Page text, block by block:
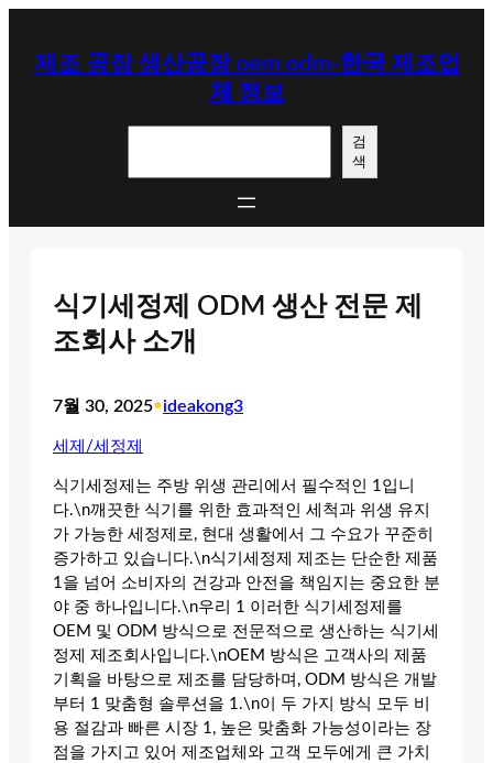
제조 공장 생산공장 oem odm-한국 제조업
체 정보
검
색
식기세정제 ODM 생산 전문 제
조회사 소개
7월 30, 2025•ideakong3
세제/세정제
식기세정제는 주방 위생 관리에서 필수적인 1입니
다.\n깨끗한 식기를 위한 효과적인 세척과 위생 유지
가 가능한 세정제로, 현대 생활에서 그 수요가 꾸준히
증가하고 있습니다.\n식기세정제 제조는 단순한 제품
1을 넘어 소비자의 건강과 안전을 책임지는 중요한 분
야 중 하나입니다.\n우리 1 이러한 식기세정제를
OEM 및 ODM 방식으로 전문적으로 생산하는 식기세
정제 제조회사입니다.\nOEM 방식은 고객사의 제품
기획을 바탕으로 제조를 담당하며, ODM 방식은 개발
부터 1 맞춤형 솔루션을 1.\n이 두 가지 방식 모두 비
용 절감과 빠른 시장 1, 높은 맞춤화 가능성이라는 장
점을 가지고 있어 제조업체와 고객 모두에게 큰 가치